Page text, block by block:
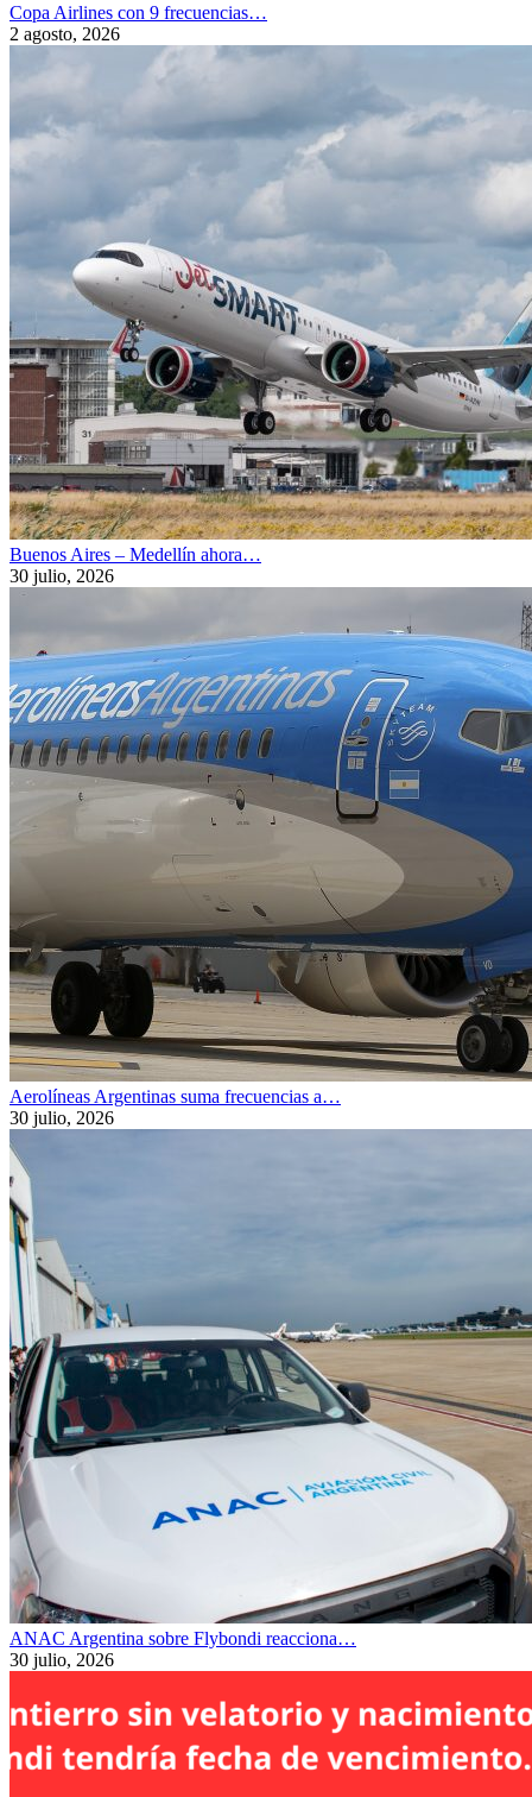
Copa Airlines con 9 frecuencias…
2 agosto, 2026
Buenos Aires – Medellín ahora…
30 julio, 2026
Aerolíneas Argentinas suma frecuencias a…
30 julio, 2026
ANAC Argentina sobre Flybondi reacciona…
30 julio, 2026